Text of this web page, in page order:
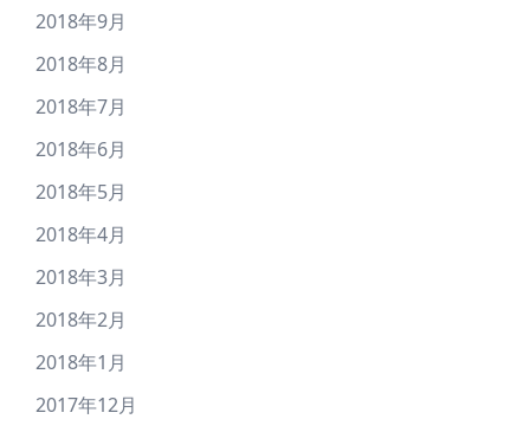
2018年9月
2018年8月
2018年7月
2018年6月
2018年5月
2018年4月
2018年3月
2018年2月
2018年1月
2017年12月